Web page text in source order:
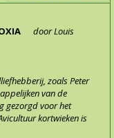
door Louis
zoals Peter
van de
gezorgd voor het
kortwieken is